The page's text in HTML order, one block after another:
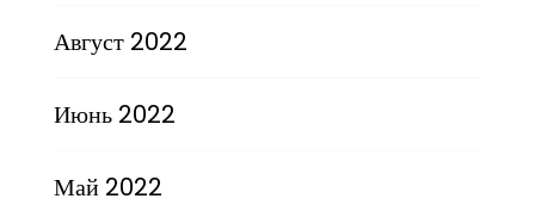
Август 2022
Июнь 2022
Май 2022